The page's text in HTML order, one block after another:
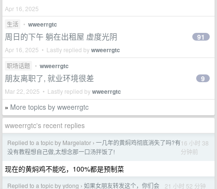
Apr 16, 2025
生活
• wweerrgtc
周日的下午 躺在出租屋 虚度光阴
Apr 16, 2025 • Lastly replied bywweerrgtc
91
职场话题 • wweerrgtc
朋友离职了, 就业环境很差
Mar 22, 2025 • Lastly replied bywweerrgtc
9
» More topics by wweerrgtc
wweerrgtc's recent replies
Replied to a topic by Margelator › 一几年的黄焖鸡彻底消失了吗?有
没有教程想自己做,太想念那一口汤拌饭了!
16 小时 38
分钟前
现在的黄焖鸡不能吃，100%都是预制菜
Replied to a topic by ydong › 如果女朋友转发这个，你们会 21 小时 52 分钟